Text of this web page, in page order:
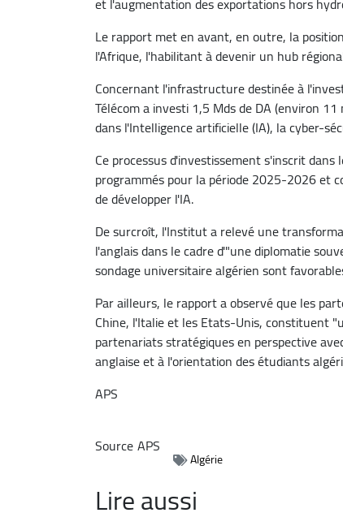
Le rapport met en avant, en outre, la
l'Afrique, l'habilitant à devenir un hub
Concernant l'infrastructure destinée à
Télécom a investi 1,5 Mds de DA (environ
dans l'Intelligence artificielle (IA), la cyber-
Ce processus d'investissement s'inscrit
programmés pour la période 2025-2026 et
de développer l'IA.
De surcroît, l'Institut a relevé une
l'anglais dans le cadre d'"une diplomatie
sondage universitaire algérien sont
Par ailleurs, le rapport a observé que les
Chine, l'Italie et les Etats-Unis, constituent
partenariats stratégiques en perspective
anglaise et à l'orientation des étudiants
APS
SourceAPS
Algérie
Lire aussi